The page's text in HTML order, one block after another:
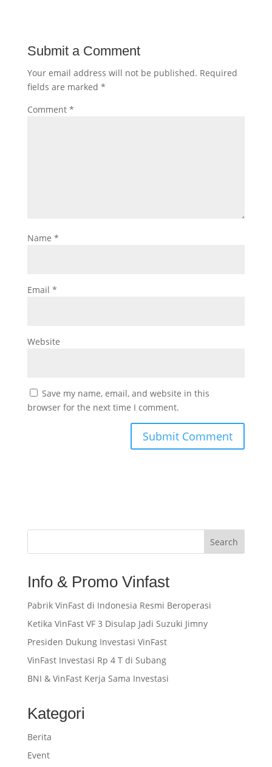
Submit a Comment
Your email address will not be published. Required
fields are marked *
Comment *
Name *
Email *
Website
Save my name, email, and website in this
browser for the next time I comment.
Search
Info & Promo Vinfast
Pabrik VinFast di Indonesia Resmi Beroperasi
Ketika VinFast VF 3 Disulap Jadi Suzuki Jimny
Presiden Dukung Investasi VinFast
VinFast Investasi Rp 4 T di Subang
BNI & VinFast Kerja Sama Investasi
Kategori
Berita
Event